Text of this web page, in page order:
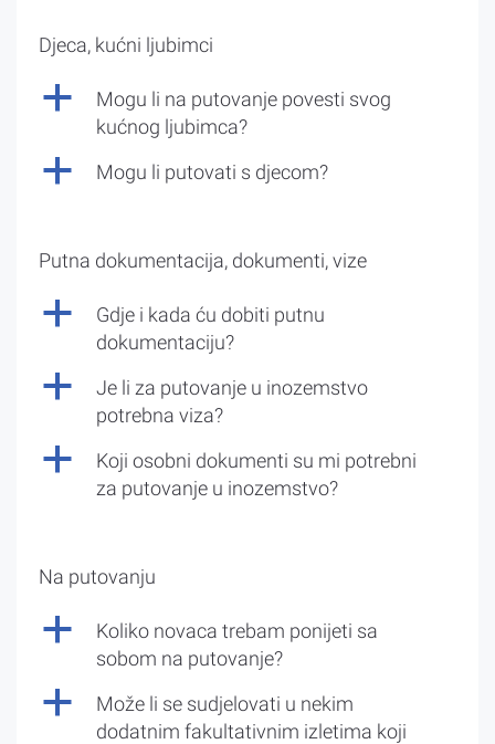
Djeca, kućni ljubimci
a
Mogu li na putovanje povesti svog
kućnog ljubimca?
a Mogu li putovati s djecom?
Putna dokumentacija, dokumenti, vize
a
Gdje i kada ću dobiti putnu
dokumentaciju?
a
Je li za putovanje u inozemstvo
potrebna viza?
a
Koji osobni dokumenti su mi potrebni
za putovanje u inozemstvo?
Na putovanju
a
Koliko novaca trebam ponijeti sa
sobom na putovanje?
a
Može li se sudjelovati u nekim
dodatnim fakultativnim izletima koji